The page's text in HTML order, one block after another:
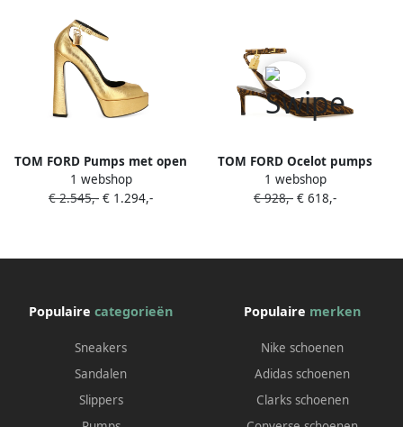
TOM FORD Pumps met open
neus plateauzool en
hangslot Goud
1 webshop
€ 2.545,- € 1.294,-
TOM FORD Ocelot pumps
met hangslot Bruin
1 webshop
€ 928,- € 618,-
Populaire categorieën
Sneakers
Sandalen
Slippers
Populaire merken
Nike schoenen
Adidas schoenen
Clarks schoenen